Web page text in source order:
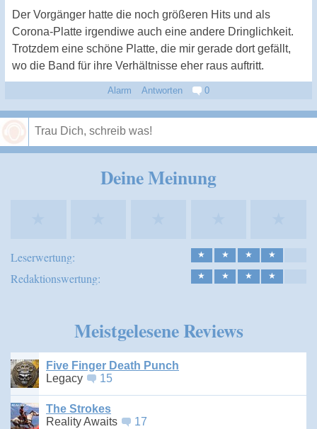
Der Vorgänger hatte die noch größeren Hits und als
Corona-Platte irgendiwe auch eine andere Dringlichkeit.
Trotzdem eine schöne Platte, die mir gerade dort gefällt,
wo die Band für ihre Verhältnisse eher raus auftritt.
Alarm Antworten 0
Deine Meinung
Leserwertung: ★ ★ ★ ★
Redaktionswertung: ★ ★ ★ ★
Meistgelesene Reviews
Five Finger Death Punch
Legacy
15
The Strokes
Reality Awaits
17